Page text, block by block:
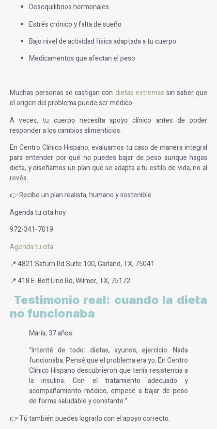
Desequilibrios hormonales
Estrés crónico y falta de sueño
Bajo nivel de actividad física adaptada a tu cuerpo
Medicamentos que afectan el peso
Muchas personas se castigan con dietas extremas sin saber que
el origen del problema puede ser médico.
A veces, tu cuerpo necesita apoyo clínico antes de poder
responder a los cambios alimenticios.
En Centro Clínico Hispano, evaluamos tu caso de manera integral
para entender por qué no puedes bajar de peso aunque hagas
dieta, y diseñamos un plan que se adapta a tu estilo de vida, no al
revés.
👉 Recibe un plan realista, humano y sostenible.
Agenda tu cita hoy
972-341-7019
Agenda tu cita
📍 4821 Saturn Rd Suite 100, Garland, TX, 75041
📍 418 E. Belt Line Rd, Wilmer, TX, 75172
Testimonio real: cuando la dieta
no funcionaba
María, 37 años:
“Intenté de todo: dietas, ayunos, ejercicio. Nada
funcionaba. Pensé que el problema era yo. En Centro
Clínico Hispano descubrieron que tenía resistencia a
la insulina. Con el tratamiento adecuado y
acompañamiento médico, empecé a bajar de peso
de forma saludable y constante.”
👉 Tú también puedes lograrlo con el apoyo correcto.